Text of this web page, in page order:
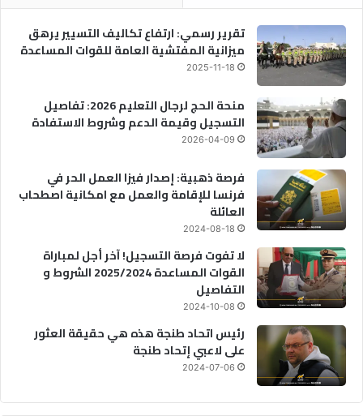
تقرير رسمي: ارتفاع تكاليف التسيير يرهق
ميزانية المفتشية العامة للقوات المساعدة
2025-11-18
منحة الحج لرجال التعليم 2026: تفاصيل
التسجيل وقيمة الدعم وشروط الاستفادة
2026-04-09
فرصة ذهبية: إصدار فيزا العمل الحر في
فرنسا للإقامة والعمل مع امكانية اصطحاب
العائلة
2024-08-18
لا تفوت فرصة التسجيل! آخر أجل لمباراة
القوات المساعدة 2025/2024 الشروط و
التفاصيل
2024-10-08
رئيس اتحاد طنجة هذه هي حقيقة العثور
على لاعبي إتحاد طنجة
2024-07-06